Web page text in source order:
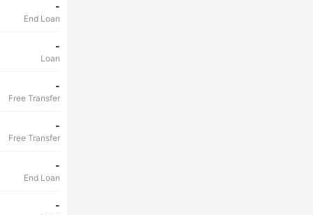
-
End Loan
-
Loan
-
Free Transfer
-
Free Transfer
-
End Loan
-